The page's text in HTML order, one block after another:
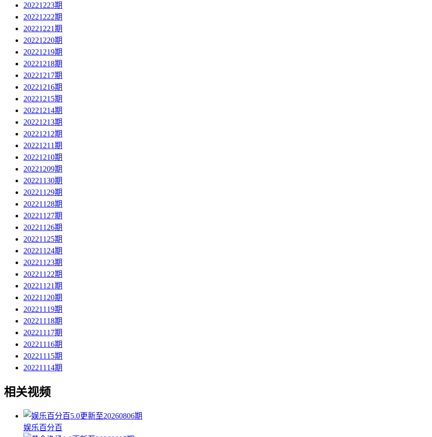
20221223期
20221222期
20221221期
20221220期
20221219期
20221218期
20221217期
20221216期
20221215期
20221214期
20221213期
20221212期
20221211期
20221210期
20221209期
20221130期
20221129期
20221128期
20221127期
20221126期
20221125期
20221124期
20221123期
20221122期
20221121期
20221120期
20221119期
20221118期
20221117期
20221116期
20221115期
20221114期
相关视频
5.0更新至20260806期
娱乐百分百